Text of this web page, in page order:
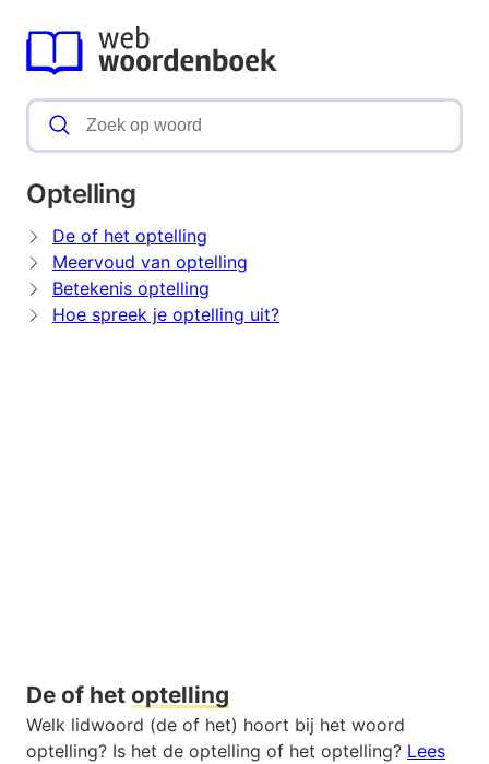
Optelling
De of het optelling
Meervoud van optelling
Betekenis optelling
Hoe spreek je optelling uit?
De of het optelling
Welk lidwoord (de of het) hoort bij het woord
optelling? Is het de optelling of het optelling? Lees